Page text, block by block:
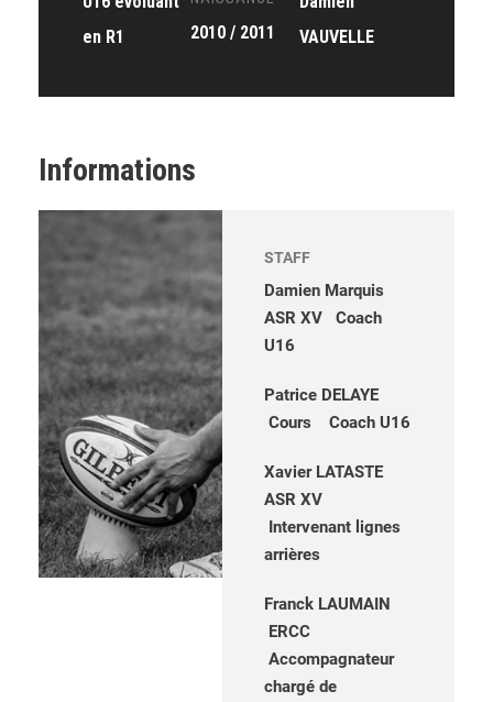
en R1
2010 / 2011
VAUVELLE
Informations
STAFF
Damien Marquis
ASR XV Coach
U16
Patrice DELAYE
Cours Coach U16
Xavier LATASTE
ASR XV
Intervenant lignes
arrières
Franck LAUMAIN
ERCC
Accompagnateur
chargé de